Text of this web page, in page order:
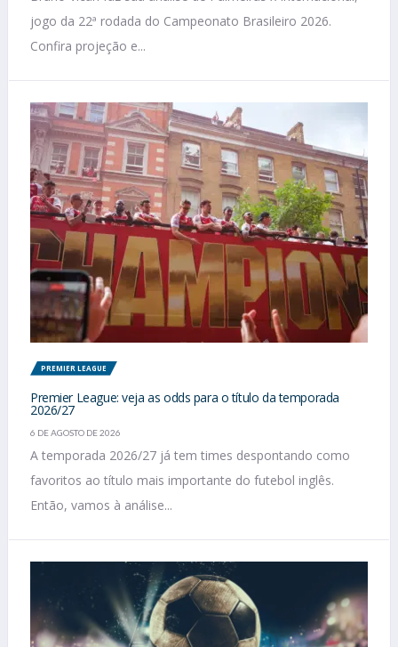
jogo da 22ª rodada do Campeonato Brasileiro 2026.
Confira projeção e...
PREMIER LEAGUE
Premier League: veja as odds para o título da temporada
2026/27
6 DE AGOSTO DE 2026
A temporada 2026/27 já tem times despontando como
favoritos ao título mais importante do futebol inglês.
Então, vamos à análise...